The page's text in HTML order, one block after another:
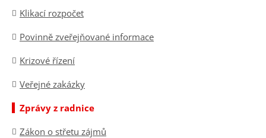
Klikací rozpočet
Povinně zveřejňované informace
Krizové řízení
Veřejné zakázky
Zprávy z radnice
Zákon o střetu zájmů